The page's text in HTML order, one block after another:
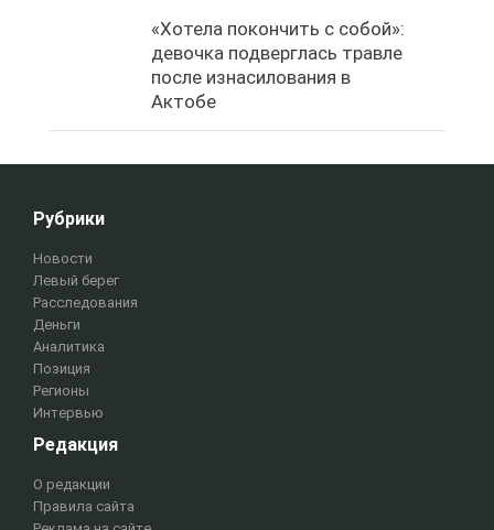
«Хотела покончить с собой»:
девочка подверглась травле
после изнасилования в
Актобе
Рубрики
Новости
Левый берег
Расследования
Деньги
Аналитика
Позиция
Регионы
Интервью
Редакция
О редакции
Правила сайта